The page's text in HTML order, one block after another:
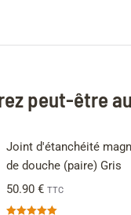
peut-être
Joint d'étanchéité
de douche (paire) Gris
50.90 € TTC